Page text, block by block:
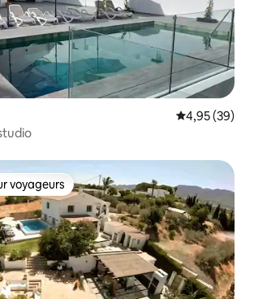
Évaluation
4,95 (39)
les plus appréciés
voyageurs